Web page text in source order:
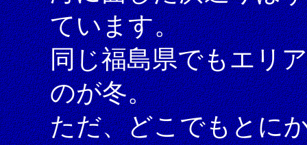
ています。
同じ福島県でもエリ
のが冬。
ただ、どこでもとに